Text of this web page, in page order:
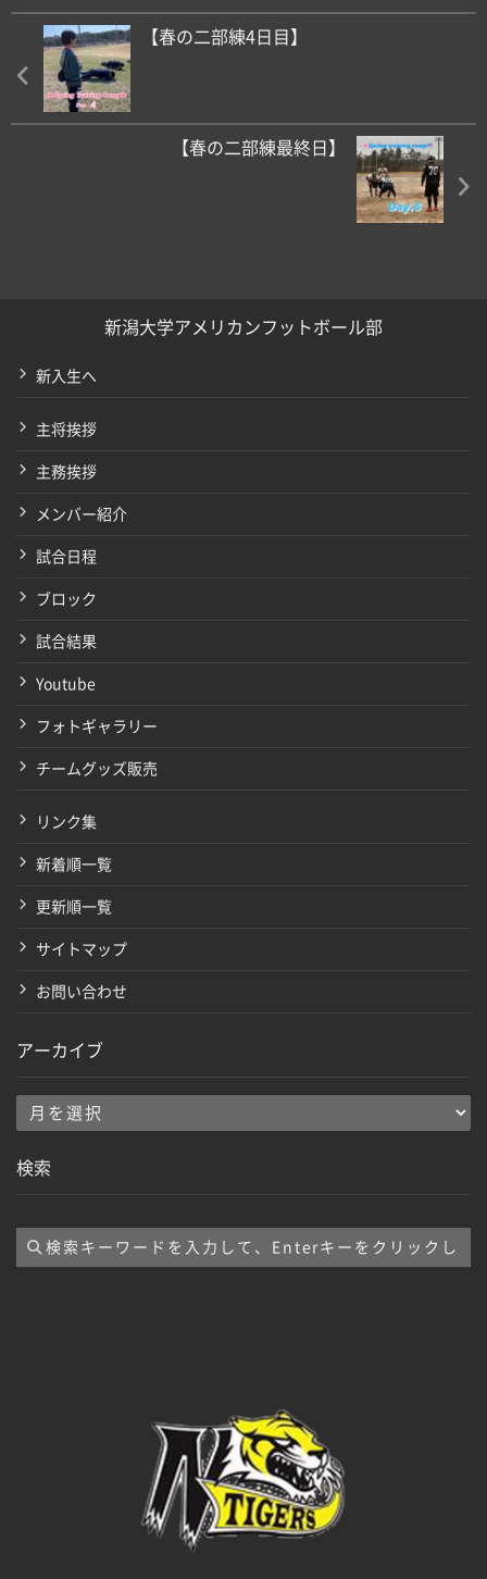
【春の二部練4日目】
【春の二部練最終日】
新潟大学アメリカンフットボール部
新入生へ
主将挨拶
主務挨拶
メンバー紹介
試合日程
ブロック
試合結果
Youtube
フォトギャラリー
チームグッズ販売
リンク集
新着順一覧
更新順一覧
サイトマップ
お問い合わせ
アーカイブ
ア
カ
ブ
検索